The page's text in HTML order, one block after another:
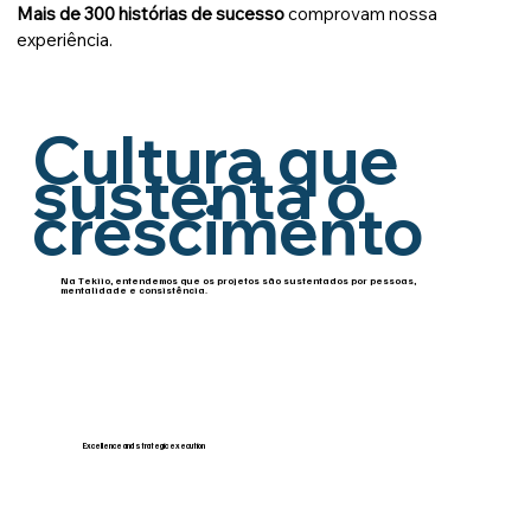
Mais de 300 histórias de sucessocomprovam nossa
experiência.
Cultura que
sustenta o
crescimento
Na Tekiio, entendemos que os projetos são sustentados por pessoas,
mentalidade e consistência.
Excellence and strategic execution